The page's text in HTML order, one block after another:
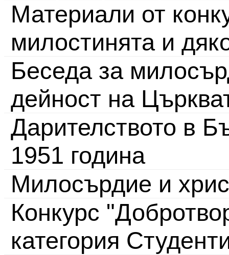
Материали от
милостинята и
Беседа за
дейност на
Дарителството в
1951 година
Милосърдие и
Конкурс
категория